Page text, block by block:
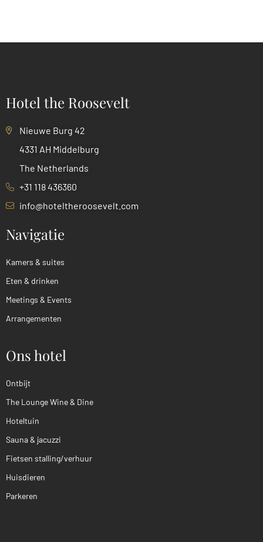
Hotel the Roosevelt
Nieuwe Burg 42
4331 AH Middelburg
The Netherlands
+31 118 436360
info@hoteltheroosevelt.com
Navigatie
Kamers & suites
Eten & drinken
Meetings & Events
Arrangementen
Ons hotel
Ontbijt
The Lounge Wine & Dine
Hoteltuin
Sauna & jacuzzi
Fietsen stalling/verhuur
Huisdieren
Parkeren